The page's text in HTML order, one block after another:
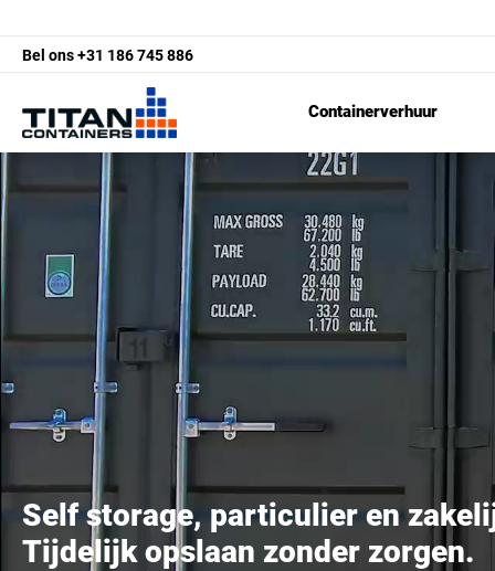
Bel ons+31 186 745 886
Containerverhuur
Self storage, particulier en
Tijdelijk opslaan zonder zorgen.